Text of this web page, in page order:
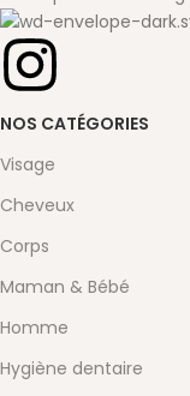
NOS CATÉGORIES
Visage
Cheveux
Corps
Maman & Bébé
Homme
Hygiène dentaire